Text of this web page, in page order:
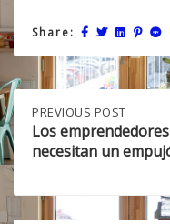
Share:
Post
PREVIOUS
POST:
LOS
EMPRENDEDORES
UN
EMPUJÓN
PREVIOUS POST
Los emprendedores
necesitan un